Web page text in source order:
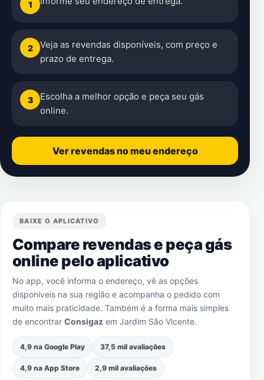
1
2
Veja as revendas disponíveis, com preço e
prazo de entrega.
3
Escolha a melhor opção e peça seu gás
online.
Ver revendas no meu endereço
BAIXE O APLICATIVO
Compare revendas e peça gás
online pelo aplicativo
No app, você informa o endereço, vê as opções
disponíveis na sua região e acompanha o pedido com
muito mais praticidade. Também é a forma mais simples
de encontrar Consigaz em Jardim São Vicente.
4,9 na Google Play 37,5 mil avaliações
4,9 na App Store 2,9 mil avaliações